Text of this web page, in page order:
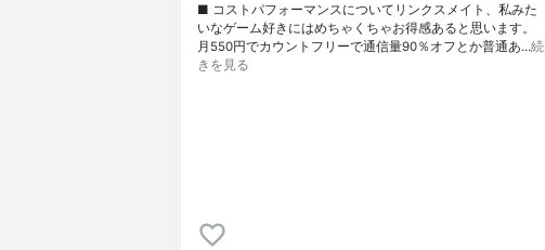
■ コストパフォーマンスについてリンクスメイト、私みた
いなゲーム好きにはめちゃくちゃお得感あると思います。
月550円でカウントフリーで通信量90％オフとか普通あ…続
きを見る